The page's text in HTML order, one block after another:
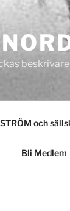
beskrivare
och
Bli Medlem